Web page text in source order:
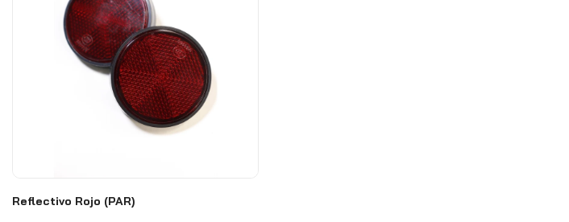
Reflectivo Rojo (PAR)